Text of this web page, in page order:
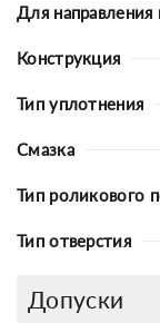
Для направления
Конструкция
Тип уплотнения
Смазка
Тип роликового
Тип отверстия
Допуски